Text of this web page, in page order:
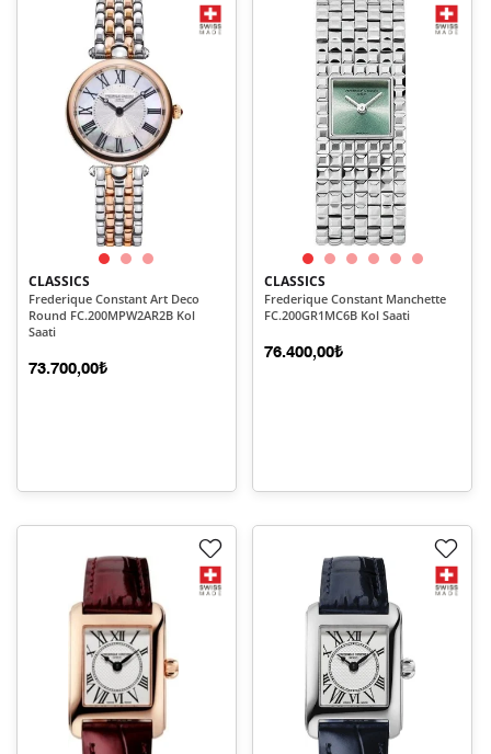
CLASSICS
Frederique Constant Art Deco
Round FC.200MPW2AR2B Kol
Saati
73.700,00₺
CLASSICS
Frederique Constant Manchette
FC.200GR1MC6B Kol Saati
76.400,00₺